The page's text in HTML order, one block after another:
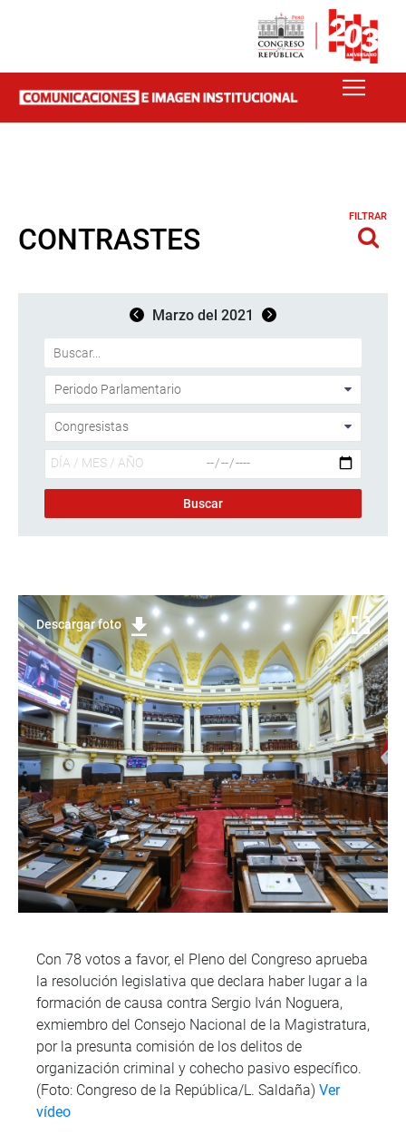
CONTRASTES
FILTRAR
Marzo del 2021
Descargar foto
Con 78 votos a favor, el Pleno del Congreso aprueba
la resolución legislativa que declara haber lugar a la
formación de causa contra Sergio Iván Noguera,
exmiembro del Consejo Nacional de la Magistratura,
por la presunta comisión de los delitos de
organización criminal y cohecho pasivo específico.
(Foto: Congreso de la República/L. Saldaña) Ver
vídeo